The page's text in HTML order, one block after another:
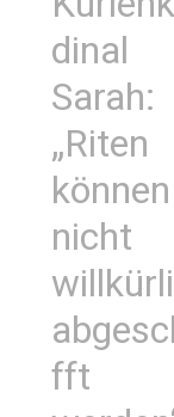
dinal
Sarah:
„Riten
können
nicht
fft